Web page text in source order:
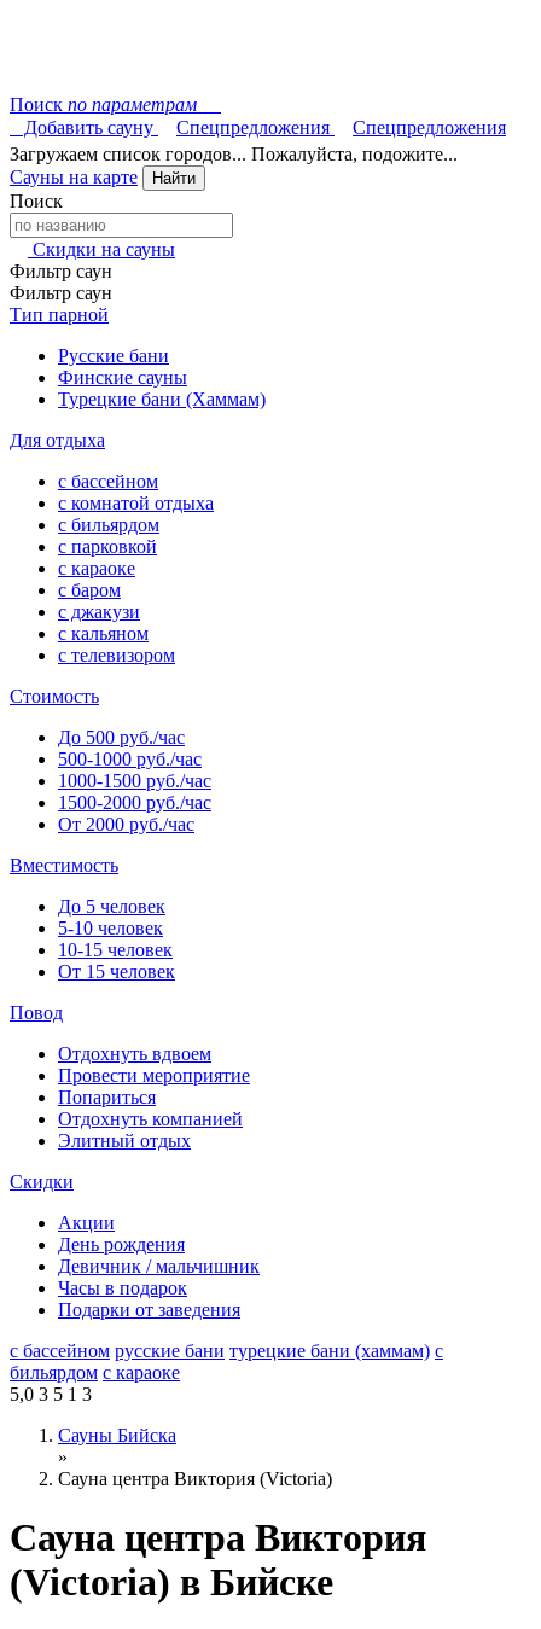
Поиск по параметрам
Добавить сауну
Спецпредложения
Спецпредложения
Загружаем список городов... Пожалуйста, подожите...
Сауны на карте
Найти
Поиск
Скидки на сауны
Фильтр саун
Фильтр саун
Тип парной
Русские бани
Финские сауны
Турецкие бани (Хаммам)
Для отдыха
с бассейном
с комнатой отдыха
с бильярдом
с парковкой
с караоке
с баром
с джакузи
с кальяном
с телевизором
Стоимость
До 500 руб./час
500-1000 руб./час
1000-1500 руб./час
1500-2000 руб./час
От 2000 руб./час
Вместимость
До 5 человек
5-10 человек
10-15 человек
От 15 человек
Повод
Отдохнуть вдвоем
Провести мероприятие
Попариться
Отдохнуть компанией
Элитный отдых
Скидки
Акции
День рождения
Девичник / мальчишник
Часы в подарок
Подарки от заведения
с бассейном русские бани турецкие бани (хаммам) с
бильярдом с караоке
5,0 3 5 1 3
Сауны Бийска
»
Сауна центра Виктория (Victoria)
Сауна центра Виктория
(Victoria) в Бийске